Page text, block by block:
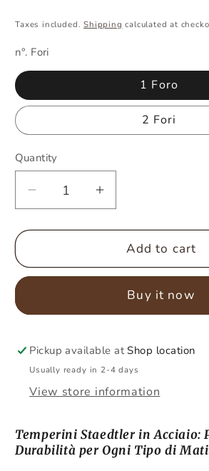
Taxes included.Shipping calculated at
n°. Fori
1 Foro
2 Fori
Quantity
Quantity
Decrease
quantity
for
in
Increase
quantity
for
Temperino
in
(classico)
Add to cart
Buy it now
Pickup available atShop location
Usually ready in 2-4 days
View store information
Temperini Staedtler in Acciaio:
Durabilità per Ogni Tipo di